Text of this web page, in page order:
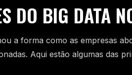
DO BIG DATA
a forma como as empresas
Aqui estão algumas das